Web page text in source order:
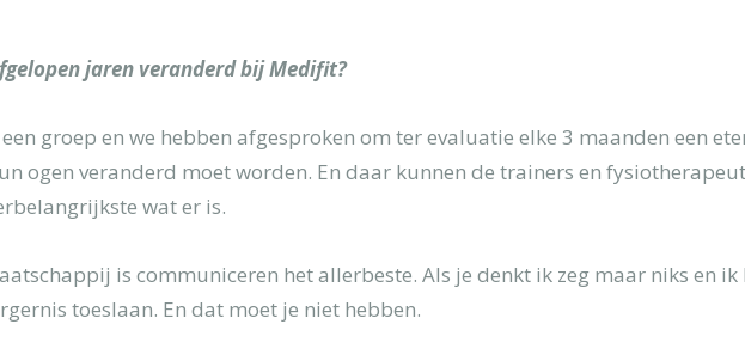
jaren veranderd bij Medifit?
groep en we hebben afgesproken om ter evaluatie elke 3 maanden een
ogen veranderd moet worden. En daar kunnen de trainers en
wat er is.
is communiceren het allerbeste. Als je denkt ik zeg maar niks en
toeslaan. En dat moet je niet hebben.